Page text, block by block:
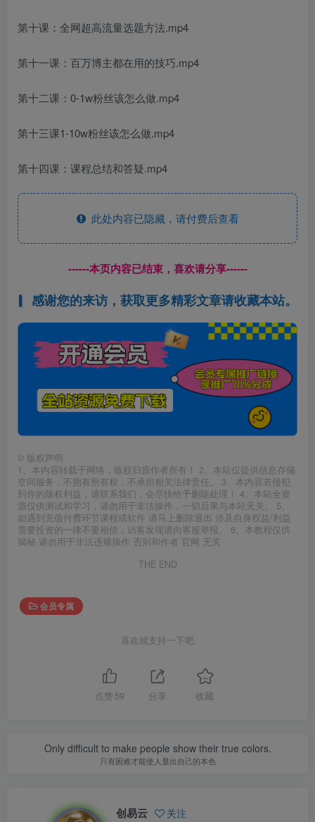
第十课：全网超高流量选题方法.mp4
第十一课：百万博主都在用的技巧.mp4
第十二课：0-1w粉丝该怎么做.mp4
第十三课1-10w粉丝该怎么做.mp4
第十四课：课程总结和答疑.mp4
此处内容已隐藏，请付费后查看
------本页内容已结束，喜欢请分享------
感谢您的来访，获取更多精彩文章请收藏本站。
© 版权声明
1、本内容转载于网络，版权归原作者所有！ 2、本站仅提供信息存储
空间服务，不拥有所有权，不承担相关法律责任。 3、本内容若侵犯
到你的版权利益，请联系我们，会尽快给予删除处理！ 4、本站全资
源仅供测试和学习，请勿用于非法操作，一切后果与本站无关。 5、
如遇到充值付费环节课程或软件 请马上删除退出 涉及自身权益/利益
需要投资的一律不要相信，访客发现请向客服举报。 6、本教程仅供
揭秘 请勿用于非法违规操作 否则和作者 官网 无关
THE END
会员专属
喜欢就支持一下吧
点赞 59 分享 收藏
Only difficult to make people show their true colors.
只有困难才能使人显出自己的本色
创易云 关注